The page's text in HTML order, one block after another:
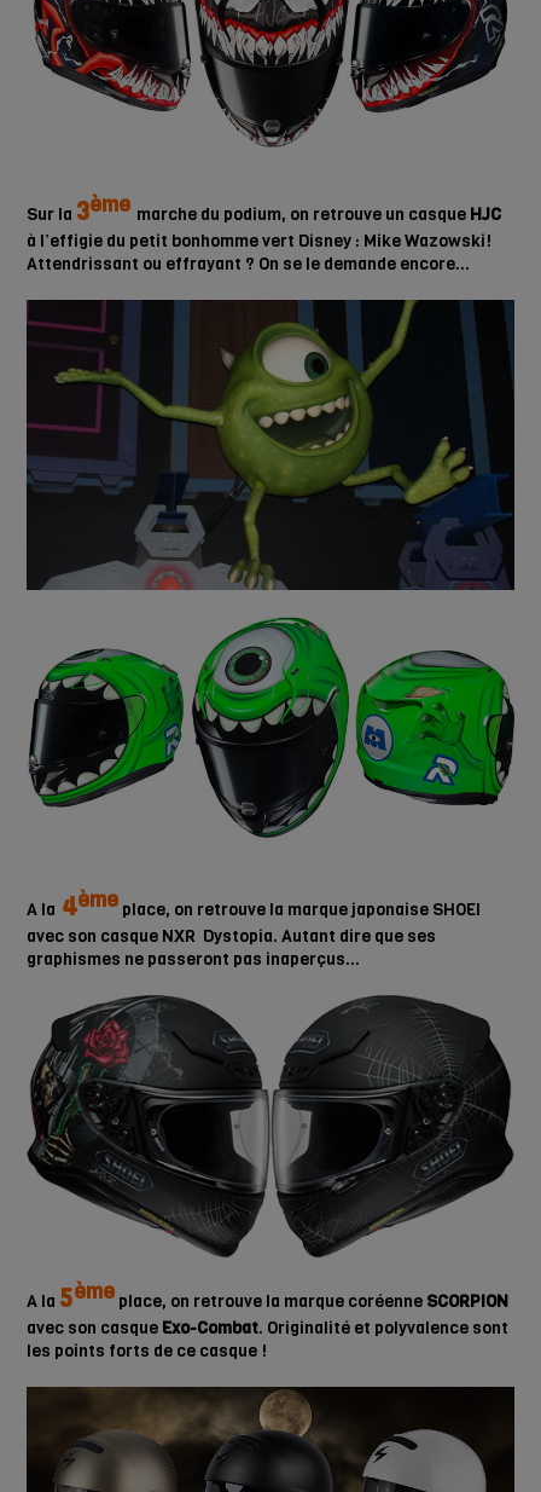
Sur la 3ème marche du podium, on retrouve un casque HJC
à l’effigie du petit bonhomme vert Disney : Mike Wazowski!
Attendrissant ou effrayant ? On se le demande encore…
A la 4ème place, on retrouve la marque japonaise SHOEI
avec son casque NXR Dystopia. Autant dire que ses
graphismes ne passeront pas inaperçus…
A la 5ème place, on retrouve la marque coréenne SCORPION
avec son casque Exo-Combat. Originalité et polyvalence sont
les points forts de ce casque !